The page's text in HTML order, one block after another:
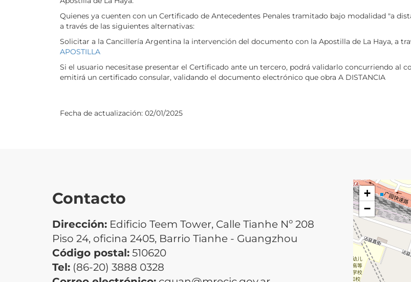
Quienes ya cuenten con un Certificado de Antecedentes Penales tramitado bajo modalidad "a
a través de las siguientes alternativas:
Solicitar a la Cancillería Argentina la intervención del documento con la Apostilla de La Haya, a
APOSTILLA
Si el usuario necesitase presentar el Certificado ante un tercero, podrá validarlo concurriendo al
emitirá un certificado consular, validando el documento electrónico que obra A DISTANCIA
Fecha de actualización: 02/01/2025
Contacto
Dirección: Edificio Teem Tower, Calle Tianhe Nº 208
Piso 24, oficina 2405, Barrio Tianhe - Guangzhou
Código postal: 510620
Tel: (86-20) 3888 0328
+
−